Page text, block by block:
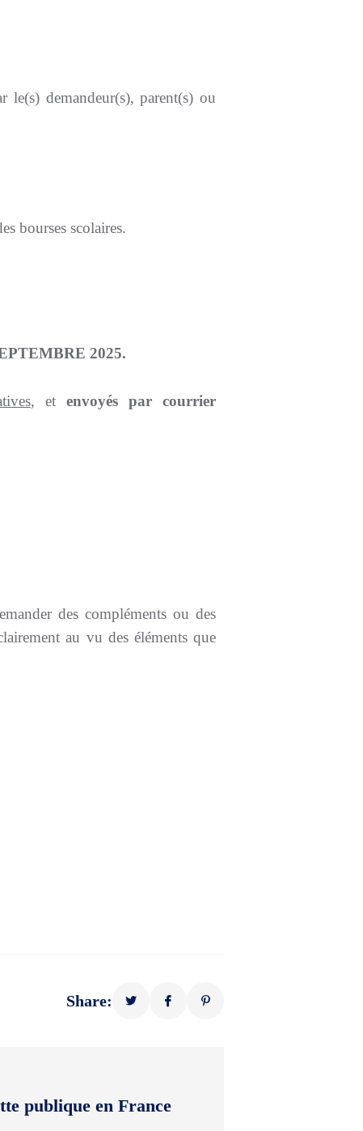
le(s) demandeur(s), parent(s) ou
bourses scolaires.
2025.
, et envoyés par courrier
des compléments ou des
au vu des éléments que
Share:
publique en France